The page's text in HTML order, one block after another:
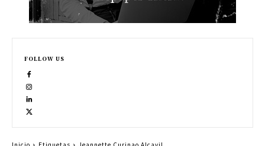
FOLLOW US